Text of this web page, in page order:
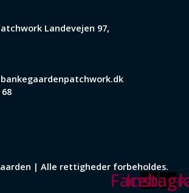
Landevejen 97,
| Alle rettigheder forbeholdes.
Facebook